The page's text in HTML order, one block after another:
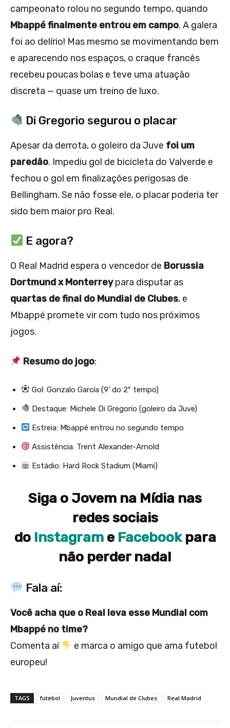
campeonato rolou no segundo tempo, quando
Mbappé finalmente entrou em campo. A galera
foi ao delírio! Mas mesmo se movimentando bem
e aparecendo nos espaços, o craque francês
recebeu poucas bolas e teve uma atuação
discreta — quase um treino de luxo.
Di Gregorio segurou o placar
Apesar da derrota, o goleiro da Juve foi um
paredão. Impediu gol de bicicleta do Valverde e
fechou o gol em finalizações perigosas de
Bellingham. Se não fosse ele, o placar poderia ter
sido bem maior pro Real.
E agora?
O Real Madrid espera o vencedor de Borussia
Dortmund x Monterreypara disputar as
quartas de final do Mundial de Clubes, e
Mbappé promete vir com tudo nos próximos
jogos.
Resumo do jogo:
Gol: Gonzalo García (9’ do 2º tempo)
Destaque: Michele Di Gregorio (goleiro da Juve)
Estreia: Mbappé entrou no segundo tempo
Assistência: Trent Alexander-Arnold
Estádio: Hard Rock Stadium (Miami)
Siga o Jovem na Mídia nas
redes sociais
do Instagram e Facebookpara
não perder nada!
Fala aí:
Você acha que o Real leva esse Mundial com
Mbappé no time?
Comenta aí
e marca o amigo que ama futebol
europeu!
TAGS futebol Juventus Mundial de Clubes Real Madrid